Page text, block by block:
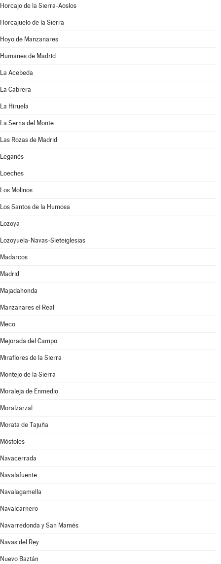
Horcajo de la Sierra-Aoslos
Horcajuelo de la Sierra
Hoyo de Manzanares
Humanes de Madrid
La Acebeda
La Cabrera
La Hiruela
La Serna del Monte
Las Rozas de Madrid
Leganés
Loeches
Los Molinos
Los Santos de la Humosa
Lozoya
Lozoyuela-Navas-Sieteiglesias
Madarcos
Madrid
Majadahonda
Manzanares el Real
Meco
Mejorada del Campo
Miraflores de la Sierra
Montejo de la Sierra
Moraleja de Enmedio
Moralzarzal
Morata de Tajuña
Móstoles
Navacerrada
Navalafuente
Navalagamella
Navalcarnero
Navarredonda y San Mamés
Navas del Rey
Nuevo Baztán